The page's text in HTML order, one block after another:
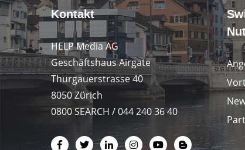
Kontakt
HELP Media AG
Geschäftshaus Airgate
Thurgauerstrasse 40
8050 Zürich
0800 SEARCH / 044 240 36 40